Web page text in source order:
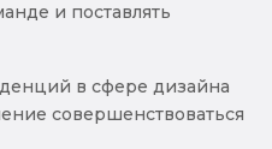
и поставлять
в сфере дизайна
совершенствоваться